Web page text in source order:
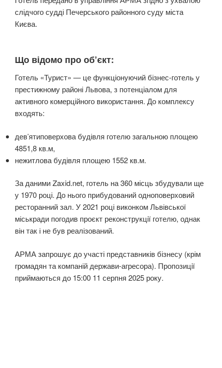
слідчого судді Печерського районного суду міста
Києва.
Що відомо про об’єкт:
Готель «Турист» — це функціонуючий бізнес-готель у
престижному районі Львова, з потенціалом для
активного комерційного використання. До комплексу
входять:
дев’ятиповерхова будівля готелю загальною площею
4851,8 кв.м,
нежитлова будівля площею 1552 кв.м.
За даними Zaxid.net, готель на 360 місць збудували ще
у 1970 році. До нього прибудований одноповерховий
ресторанний зал. У 2021 році виконком Львівської
міськради погодив проєкт реконструкції готелю, однак
він так і не був реалізований.
АРМА запрошує до участі представників бізнесу (крім
громадян та компаній держави-агресора). Пропозиції
приймаються до 15:00 11 серпня 2025 року.